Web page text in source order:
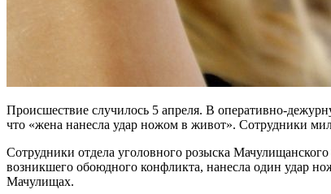
Происшествие случилось 5 апреля. В оперативно-
что «жена нанесла удар ножом в живот». Сотрудники
Сотрудники отдела уголовного розыска
возникшего обоюдного конфликта, нанесла один удар
Мачулищах.